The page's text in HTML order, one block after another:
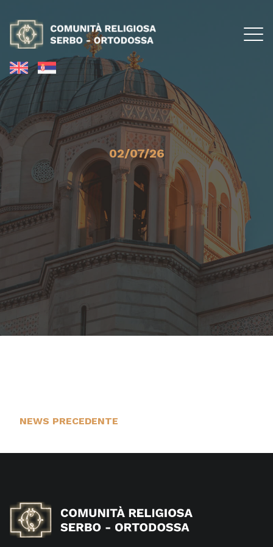
02/07/26
NEWS PRECEDENTE